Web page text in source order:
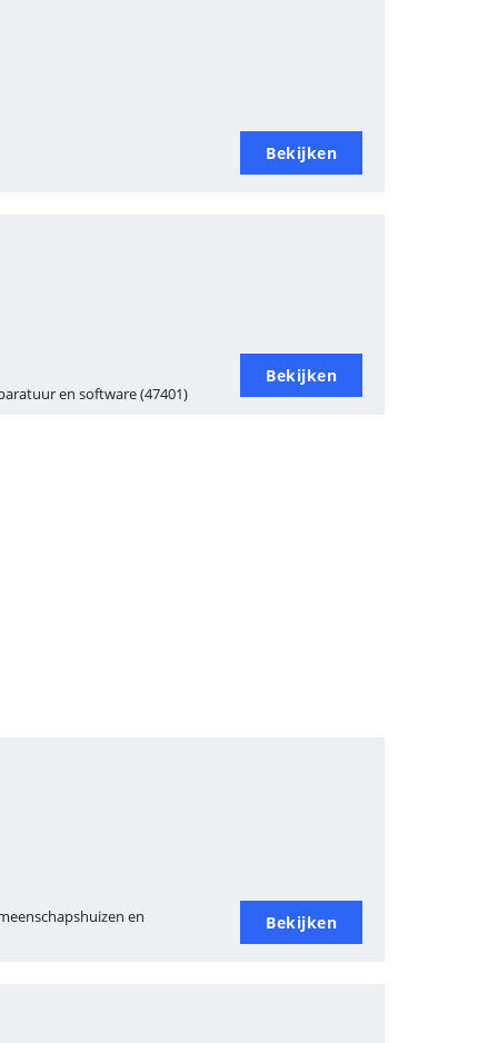
Bekijken
en software (47401)
Bekijken
en
Bekijken